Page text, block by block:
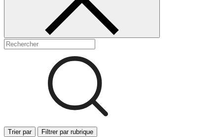
Trier par Filtrer par rubrique